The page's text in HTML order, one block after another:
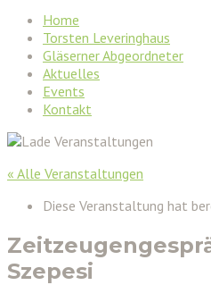
Home
Torsten Leveringhaus
Gläserner Abgeordneter
Aktuelles
Events
Kontakt
« Alle Veranstaltungen
Diese Veranstaltung hat
Szepesi